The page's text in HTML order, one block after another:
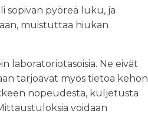
sopivan pyöreä luku, ja
muistuttaa hiukan
laboratoriotasoisia. Ne eivät
tarjoavat myös tietoa kehon
nopeudesta, kuljetusta
voidaan